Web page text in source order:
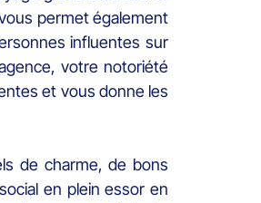
permet également
influentes sur
votre notoriété
et vous donne les
de charme, de bons
en plein essor en